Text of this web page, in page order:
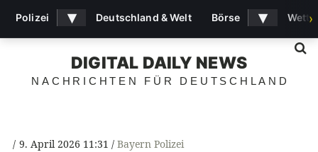
DIGITAL DAILY NEWS
NACHRICHTEN FÜR DEUTSCHLAND
9. April 2026 11:31 Bayern Polizei
Polizei ▾ Deutschland & Welt Börse ▾ ›